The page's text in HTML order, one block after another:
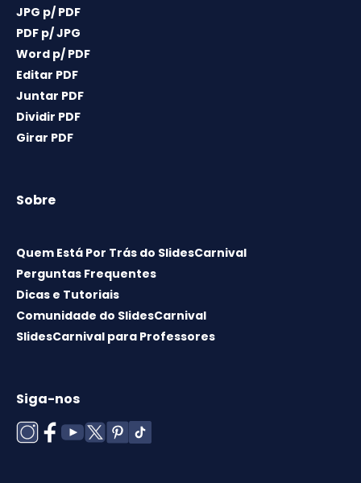
JPG p/ PDF
PDF p/ JPG
Word p/ PDF
Editar PDF
Juntar PDF
Dividir PDF
Girar PDF
Sobre
Quem Está Por Trás do SlidesCarnival
Perguntas Frequentes
Dicas e Tutoriais
Comunidade do SlidesCarnival
SlidesCarnival para Professores
Siga-nos